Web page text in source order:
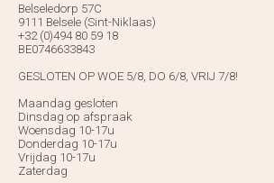
Belseledorp 57C
9111 Belsele (Sint-Niklaas)
+32 (0)494 80 59 18
BE0746633843
GESLOTEN OP WOE 5/8, DO 6/8, VRIJ 7/8!
Maandag gesloten
Dinsdag op afspraak
Woensdag 10-17u
Donderdag 10-17u
Vrijdag 10-17u
Zaterdag